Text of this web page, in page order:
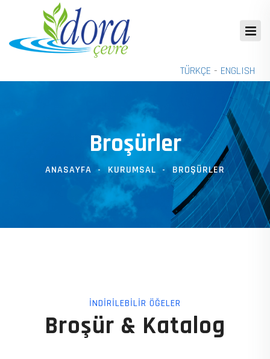
TÜRKÇE - ENGLISH
Broşürler
ANASAYFA KURUMSAL BROŞÜRLER
İNDİRİLEBİLİR ÖĞELER
Broşür & Katalog